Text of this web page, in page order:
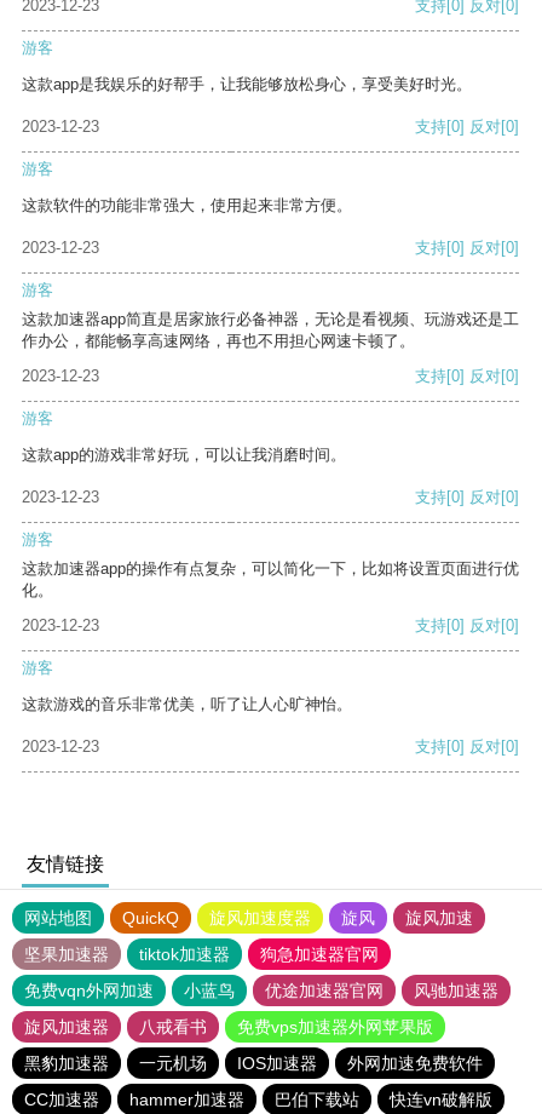
2023-12-23
支持[0] 反对[0]
游客
这款app是我娱乐的好帮手，让我能够放松身心，享受美好时光。
2023-12-23 支持[0] 反对[0]
游客
这款软件的功能非常强大，使用起来非常方便。
2023-12-23 支持[0] 反对[0]
游客
这款加速器app简直是居家旅行必备神器，无论是看视频、玩游戏还是工
作办公，都能畅享高速网络，再也不用担心网速卡顿了。
2023-12-23
支持[0] 反对[0]
游客
这款app的游戏非常好玩，可以让我消磨时间。
2023-12-23 支持[0] 反对[0]
游客
这款加速器app的操作有点复杂，可以简化一下，比如将设置页面进行优
化。
2023-12-23
支持[0] 反对[0]
游客
这款游戏的音乐非常优美，听了让人心旷神怡。
2023-12-23 支持[0] 反对[0]
友情链接
网站地图 QuickQ 旋风加速度器 旋风
旋风加速
坚果加速器
tiktok加速器
狗急加速器官网
免费vqn外网加速
小蓝鸟 优途加速器官网
风驰加速器
旋风加速器
八戒看书
免费vps加速器外网苹果版
黑豹加速器
一元机场 IOS加速器
外网加速免费软件
CC加速器
hammer加速器 巴伯下载站 快连vn破解版